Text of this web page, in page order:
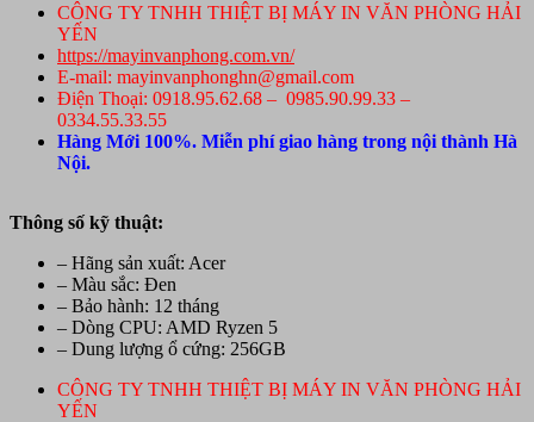
CÔNG TY TNHH THIỆT BỊ MÁY IN VĂN PHÒNG HẢI
YẾN
https://mayinvanphong.com.vn/
E-mail: mayinvanphonghn@gmail.com
Điện Thoại: 0918.95.62.68 – 0985.90.99.33 –
0334.55.33.55
Hàng Mới 100%. Miễn phí giao hàng trong nội thành Hà
Nội.
Thông số kỹ thuật:
– Hãng sản xuất: Acer
– Màu sắc: Đen
– Bảo hành: 12 tháng
– Dòng CPU: AMD Ryzen 5
– Dung lượng ổ cứng: 256GB
CÔNG TY TNHH THIỆT BỊ MÁY IN VĂN PHÒNG HẢI
YẾN